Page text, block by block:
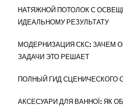
НАТЯЖНОЙ ПОТОЛОК С
ИДЕАЛЬНОМУ РЕЗУЛЬТАТУ
МОДЕРНИЗАЦИЯ СКС: ЗАЧЕМ
ЗАДАЧИ ЭТО РЕШАЕТ
ПОЛНЫЙ ГИД СЦЕНИЧЕСКОГО
АКСЕСУАРИ ДЛЯ ВАННОЇ: ЯК